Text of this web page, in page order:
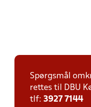
Spørgsmål
rettes til DBU
tlf: 3927 7144